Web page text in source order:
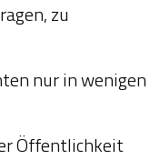
zu
nur in wenigen
Öffentlichkeit